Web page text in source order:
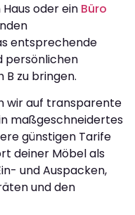
Haus oder ein Büro
entsprechende
persönlichen
zu bringen.
wir auf transparente
maßgeschneidertes
günstigen Tarife
deiner Möbel als
und Auspacken,
und den